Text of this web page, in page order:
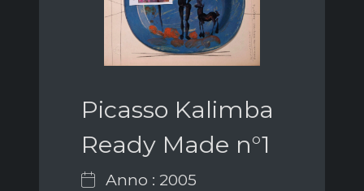
Picasso Kalimba
Ready Made n°1
Anno : 2005